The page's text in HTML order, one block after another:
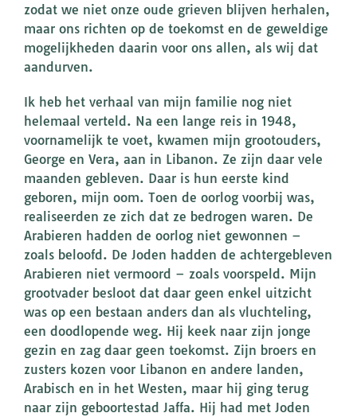
zodat we niet onze oude grieven blijven herhalen,
maar ons richten op de toekomst en de geweldige
mogelijkheden daarin voor ons allen, als wij dat
aandurven.
Ik heb het verhaal van mijn familie nog niet
helemaal verteld. Na een lange reis in 1948,
voornamelijk te voet, kwamen mijn grootouders,
George en Vera, aan in Libanon. Ze zijn daar vele
maanden gebleven. Daar is hun eerste kind
geboren, mijn oom. Toen de oorlog voorbij was,
realiseerden ze zich dat ze bedrogen waren. De
Arabieren hadden de oorlog niet gewonnen –
zoals beloofd. De Joden hadden de achtergebleven
Arabieren niet vermoord – zoals voorspeld. Mijn
grootvader besloot dat daar geen enkel uitzicht
was op een bestaan anders dan als vluchteling,
een doodlopende weg. Hij keek naar zijn jonge
gezin en zag daar geen toekomst. Zijn broers en
zusters kozen voor Libanon en andere landen,
Arabisch en in het Westen, maar hij ging terug
naar zijn geboortestad Jaffa. Hij had met Joden